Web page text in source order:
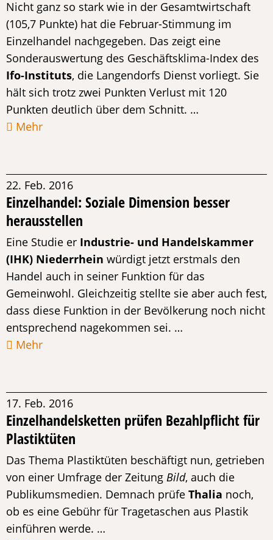
Nicht ganz so stark wie in der Gesamtwirtschaft
(105,7 Punkte) hat die Februar-Stimmung im
Einzelhandel nachgegeben. Das zeigt eine
Sonderauswertung des Geschäftsklima-Index des
Ifo-Instituts, die Langendorfs Dienst vorliegt. Sie
hält sich trotz zwei Punkten Verlust mit 120
Punkten deutlich über dem Schnitt. …
Mehr
22. Feb. 2016
Einzelhandel: Soziale Dimension besser
herausstellen
Eine Studie er Industrie- und Handelskammer
(IHK) Niederrhein würdigt jetzt erstmals den
Handel auch in seiner Funktion für das
Gemeinwohl. Gleichzeitig stellte sie aber auch fest,
dass diese Funktion in der Bevölkerung noch nicht
entsprechend nagekommen sei. …
Mehr
17. Feb. 2016
Einzelhandelsketten prüfen Bezahlpflicht für
Plastiktüten
Das Thema Plastiktüten beschäftigt nun, getrieben
von einer Umfrage der Zeitung Bild, auch die
Publikumsmedien. Demnach prüfe Thalia noch,
ob es eine Gebühr für Tragetaschen aus Plastik
einführen werde. …